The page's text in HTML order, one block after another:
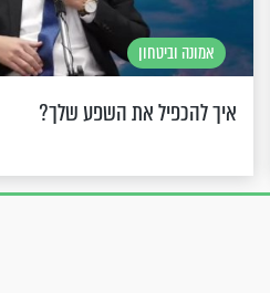
אמונה וביטחון
איך להכפיל את השפע שלך?